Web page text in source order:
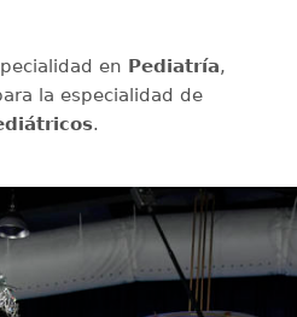
en Pediatría,
la especialidad de
.